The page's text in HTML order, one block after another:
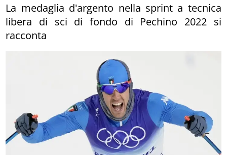
La medaglia d'argento nella sprint a tecnica
libera di sci di fondo di Pechino 2022 si
racconta